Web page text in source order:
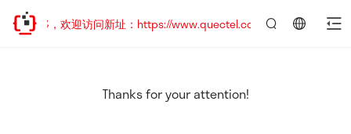
址已迁移，欢迎访问新址：https://www.quectel.com.cn
Thanks for your attention!